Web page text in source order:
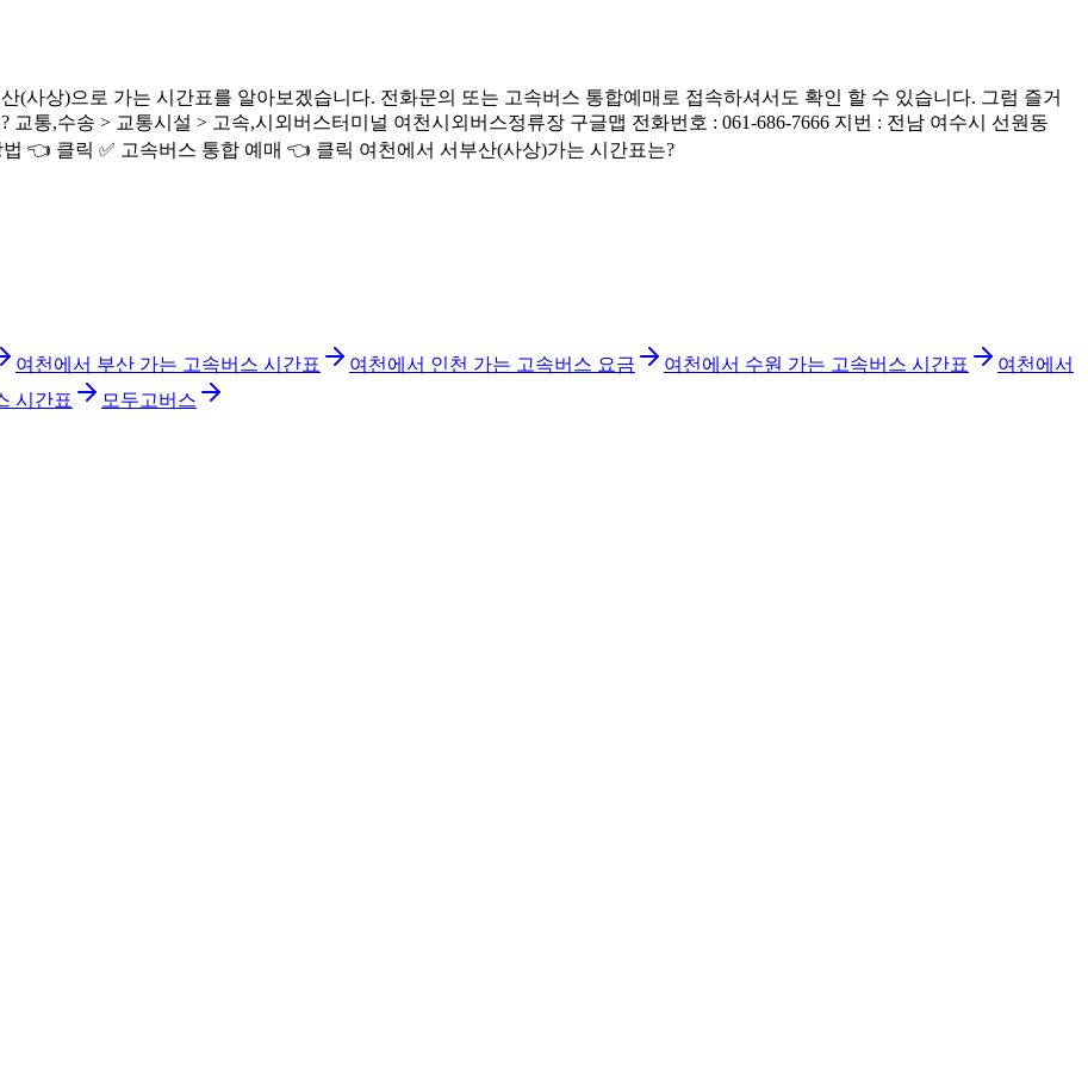
(사상)으로 가는 시간표를 알아보겠습니다. 전화문의 또는 고속버스 통합예매로 접속하셔서도 확인 할 수 있습니다. 그럼 즐거
통,수송 > 교통시설 > 고속,시외버스터미널 여천시외버스정류장 구글맵 전화번호 : 061-686-7666 지번 : 전남 여수시 선원동
👈 클릭 ✅ 고속버스 통합 예매 👈 클릭 여천에서 서부산(사상)가는 시간표는?
여천에서 부산 가는 고속버스 시간표 여천에서 인천 가는 고속버스 요금 여천에서 수원 가는 고속버스 시간표
여천에서
시간표 모두고버스